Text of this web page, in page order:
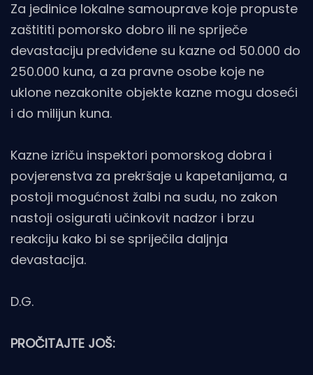
Za jedinice lokalne samouprave koje propuste
zaštititi pomorsko dobro ili ne spriječe
devastaciju predviđene su kazne od 50.000 do
250.000 kuna, a za pravne osobe koje ne
uklone nezakonite objekte kazne mogu doseći
i do milijun kuna.
Kazne izriču inspektori pomorskog dobra i
povjerenstva za prekršaje u kapetanijama, a
postoji mogućnost žalbi na sudu, no zakon
nastoji osigurati učinkovit nadzor i brzu
reakciju kako bi se spriječila daljnja
devastacija.
D.G.
PROČITAJTE JOŠ: